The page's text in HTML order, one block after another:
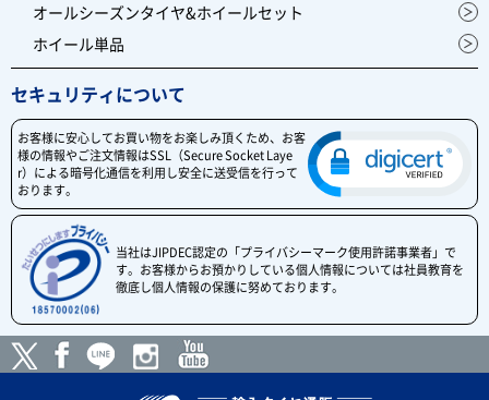
オールシーズンタイヤ&ホイールセット
ホイール単品
セキュリティについて
お客様に安心してお買い物をお楽しみ頂くため、お客
様の情報やご注文情報はSSL（Secure Socket Laye
r）による暗号化通信を利用し安全に送受信を行って
おります。
当社はJIPDEC認定の「プライバシーマーク使用許諾事業者」で
す。お客様からお預かりしている個人情報については社員教育を
徹底し個人情報の保護に努めております。